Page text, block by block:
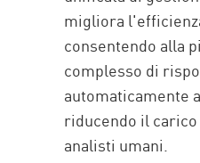
migliora
consentendo alla
complesso di
automaticamente
riducendo il
analisti umani.